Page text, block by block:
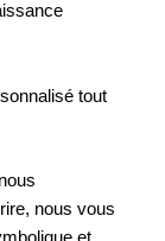
tout
nous vous